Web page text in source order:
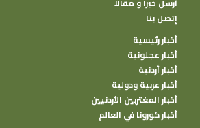
إتصل بنا
أخبار رئيسية
أخبار عجلونية
أخبار أردنية
أخبار عربية ودولية
أخبار المغتربين الأردنيين
أخبار كورونا في العالم